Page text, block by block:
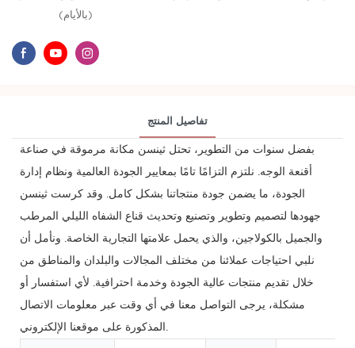
(بالأيام)
تفاصيل المنتج
بفضل سنوات من التطوير، تحتل ثينسن مكانة مرموقة في صناعة
أقنعة الوجه. نلتزم التزامًا تامًا بمعايير الجودة العالمية ونظام إدارة
الجودة، ما يضمن جودة منتجاتنا بشكل كامل. وقد كرست ثينسن
جهودها لتصميم وتطوير وتصنيع وتحديث قناع الشفاه الليلي المرطب
والجميل بالكولاجين، والذي يحمل علامتها التجارية الخاصة. ونأمل أن
نلبي احتياجات عملائنا من مختلف المجالات والبلدان والمناطق من
خلال تقديم منتجات عالية الجودة وخدمة احترافية. لأي استفسار أو
مشكلة، يرجى التواصل معنا في أي وقت عبر معلومات الاتصال